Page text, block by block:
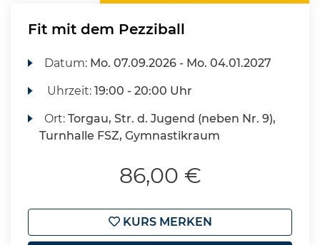
Fit mit dem Pezziball
Datum: Mo. 07.09.2026 - Mo. 04.01.2027
Uhrzeit:19:00 - 20:00 Uhr
Ort:Torgau, Str. d. Jugend (neben Nr. 9),
Turnhalle FSZ, Gymnastikraum
86,00 €
KURS MERKEN